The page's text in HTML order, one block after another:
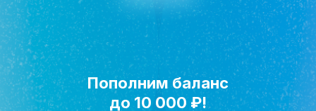
Исполнить мечту!
Пополним баланс
до 10 000 ₽!